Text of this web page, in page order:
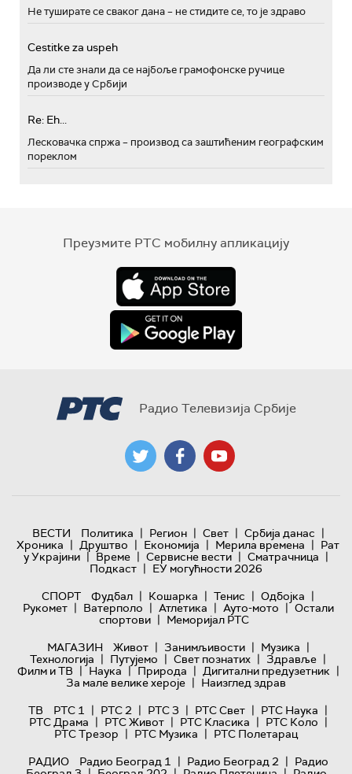
Не туширате се сваког дана – не стидите се, то је здраво
Cestitke za uspeh
Да ли сте знали да се најбоље грамофонске ручице
производе у Србији
Re: Eh...
Лесковачка спржа – производ са заштићеним географским
пореклом
Преузмите РТС мобилну апликацију
Радио Телевизија Србије
ВЕСТИ Политика | Регион | Свет | Србија данас |
Хроника | Друштво | Економија | Мерила времена | Рат
у Украјини | Време | Сервисне вести | Сматрачница |
Подкаст | ЕУ могућности 2026
СПОРТ
Фудбал | Кошарка | Тенис | Одбојка |
Рукомет | Ватерполо | Атлетика | Ауто-мото | Остали
спортови | Меморијал РТС
МАГАЗИН
Живот | Занимљивости | Музика |
Технологијa | Путујемо | Свет познатих | Здравље |
Филм и ТВ | Наука | Природа | Дигитални предузетник |
За мале велике хероје | Наизглед здрав
ТВ
РТС 1 | РТС 2 | РТС 3 | РТС Свет | РТС Наука |
РТС Драма | РТС Живот | РТС Класика | РТС Коло |
РТС Трезор | РТС Музика | РТС Полетарац
РАДИО
Радио Београд 1 | Радио Београд 2 | Радио